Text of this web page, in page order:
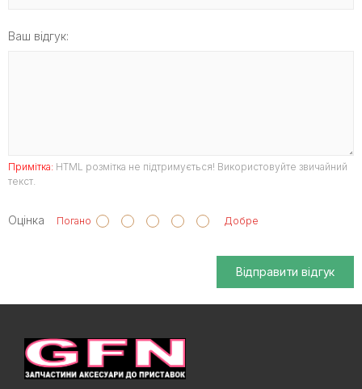
Ваш відгук:
Примітка: HTML розмітка не підтримується! Використовуйте звичайний
текст.
Оцінка Погано Добре
Відправити відгук